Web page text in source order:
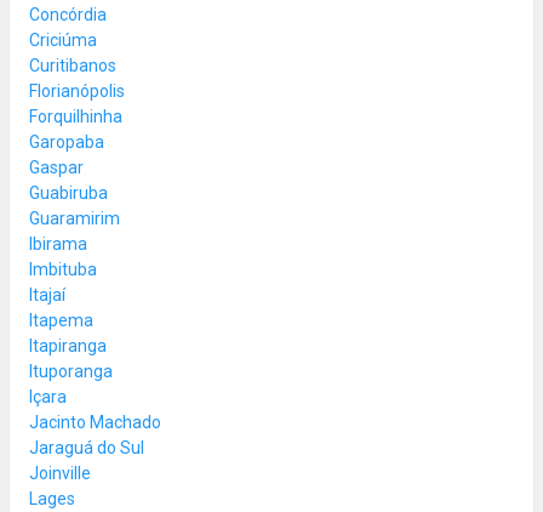
Concórdia
Criciúma
Curitibanos
Florianópolis
Forquilhinha
Garopaba
Gaspar
Guabiruba
Guaramirim
Ibirama
Imbituba
Itajaí
Itapema
Itapiranga
Ituporanga
Içara
Jacinto Machado
Jaraguá do Sul
Joinville
Lages